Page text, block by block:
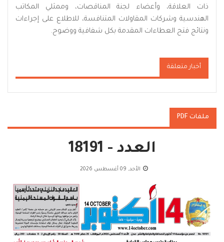
ذات العلاقة، وأعضاء لجنة المناقصات، وممثلي المكاتب
الهندسية وشركات المقاولات المتنافسة، للاطلاع على إجراءات
ونتائج فتح العطاءات المقدمة بكل شفافية ووضوح.
أخبار متعلقة
ملفات PDF
العدد - 18191
الأحد, 09 أغسطس 2026